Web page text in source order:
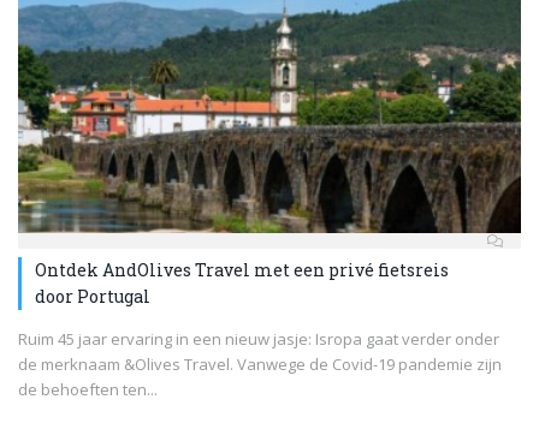
Ontdek AndOlives Travel met een privé fietsreis
door Portugal
Ruim 45 jaar ervaring in een nieuw jasje: Isropa gaat verder onder
de merknaam &Olives Travel. Vanwege de Covid-19 pandemie zijn
de behoeften ten...